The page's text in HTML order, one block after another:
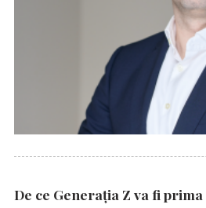
De ce Generația Z va fi